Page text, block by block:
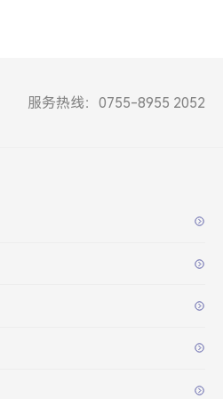
服务热线：0755-8955 2052